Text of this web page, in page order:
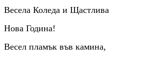
Весела Коледа и Щастлива
Нова Година!
Весел пламък във камина,